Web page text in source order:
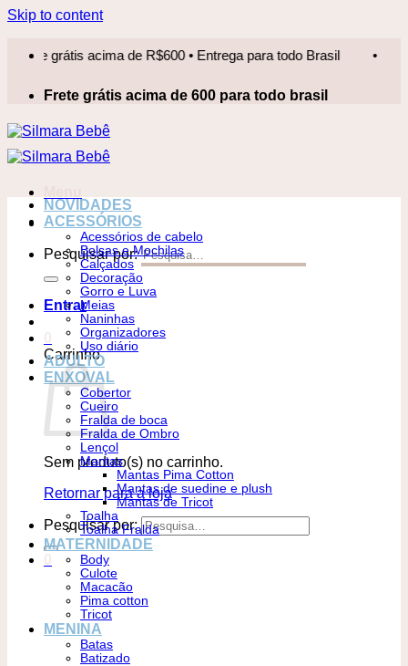
Skip to content
grátis acima de R$600 • Entrega para todo Brasil • Frete
Frete grátis acima de 600 para todo brasil
Pesquisar por:
Entrar
Carrinho
Sem produto(s) no carrinho.
Retornar para a loja
Pesquisar por:
NOVIDADES
ACESSÓRIOS
Acessórios de cabelo
Bolsas e Mochilas
Calçados
Decoração
Gorro e Luva
Meias
Naninhas
Organizadores
Uso diário
ADULTO
ENXOVAL
Cobertor
Cueiro
Fralda de boca
Fralda de Ombro
Lençol
Mantas
Mantas Pima Cotton
Mantas de suedine e plush
Mantas de Tricot
Toalha
Toalha Fralda
MATERNIDADE
Body
Culote
Macacão
Pima cotton
Tricot
MENINA
Batas
Batizado